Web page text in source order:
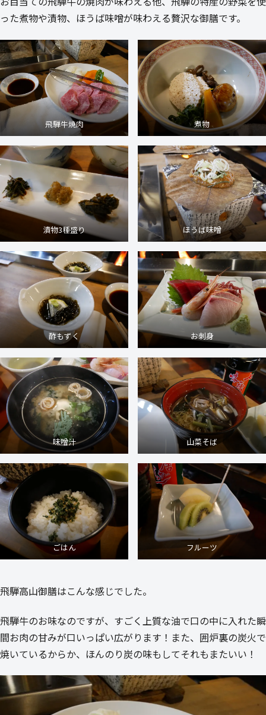
った煮物や漬物、ほうば味噌が味わえる贅沢な御膳です。
飛騨牛焼肉 煮物
漬物3種盛り ほうば味噌
酢もずく お刺身
味噌汁 山菜そば
ごはん フルーツ
飛騨高山御膳はこんな感じでした。
飛騨牛のお味なのですが、すごく上質な油で口の中に入れた瞬
間お肉の甘みが口いっぱい広がります！また、囲炉裏の炭火で
焼いているからか、ほんのり炭の味もしてそれもまたいい！